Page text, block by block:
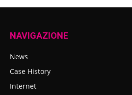
NAVIGAZIONE
News
Case History
Internet